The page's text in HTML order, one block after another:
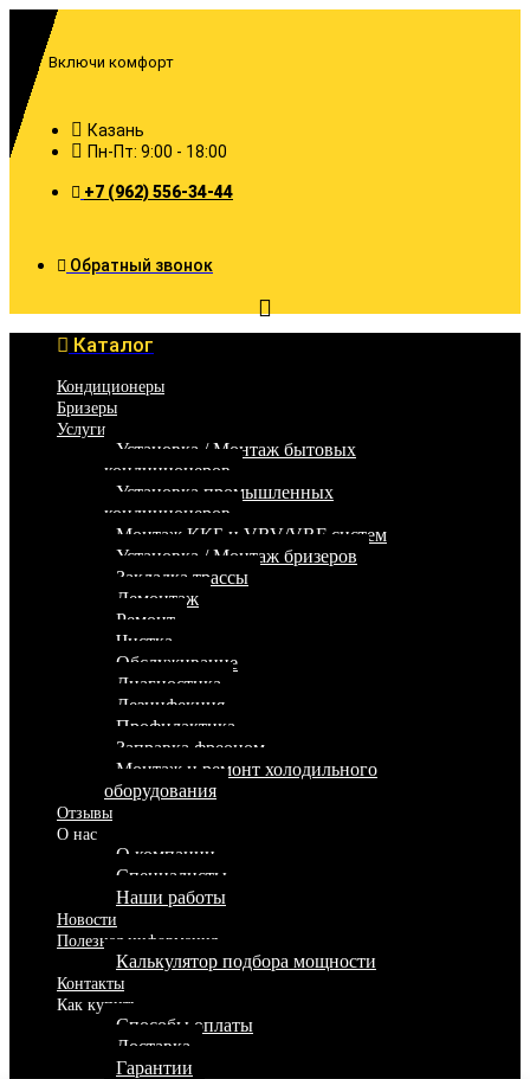
Перейти
содержимому
Включи комфорт
Казань
Пн-Пт: 9:00 - 18:00
+7 (962) 556-34-44
Обратный звонок
Каталог
Кондиционеры
Бризеры
Услуги
Установка / Монтаж бытовых
кондиционеров
Установка промышленных
кондиционеров
Монтаж ККБ и VRV/VRF систем
Установка / Монтаж бризеров
Закладка трассы
Демонтаж
Ремонт
Чистка
Обслуживание
Диагностика
Дезинфекция
Профилактика
Заправка фреоном
Монтаж и ремонт холодильного
оборудования
Отзывы
О нас
О компании
Специалисты
Наши работы
Новости
Полезная информация
Калькулятор подбора мощности
Контакты
Как купить
Способы оплаты
Доставка
Гарантии